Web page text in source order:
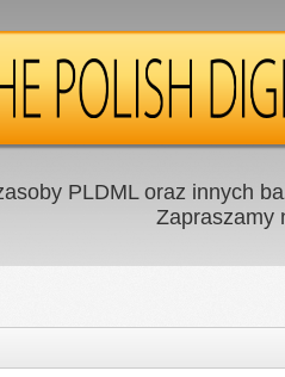
PLDML oraz innych
Zapraszamy